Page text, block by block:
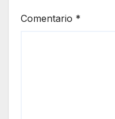
Comentario *